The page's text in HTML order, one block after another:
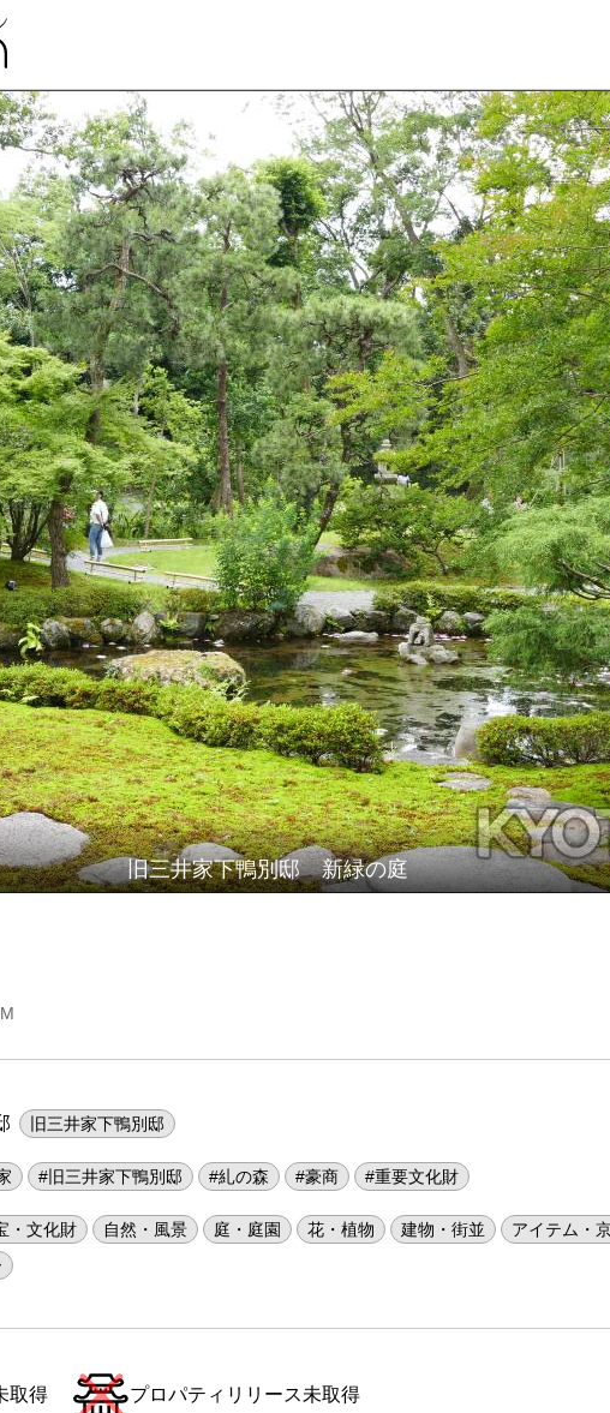
旧三井家下鴨別邸 新緑の庭
旧三井家下鴨別邸
#旧三井家下鴨別邸 #糺の森 #豪商 #重要文化財
・文化財 自然・風景 庭・庭園 花・植物 建物・街並
アイテム・
取得 プロパティリリース未取得